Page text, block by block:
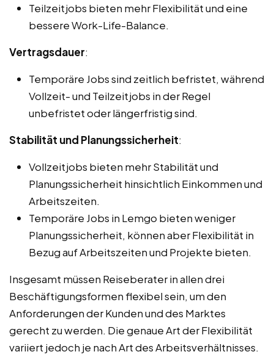
Teilzeitjobs bieten mehr Flexibilität und eine
bessere Work-Life-Balance.
Vertragsdauer:
Temporäre Jobs sind zeitlich befristet, während
Vollzeit- und Teilzeitjobs in der Regel
unbefristet oder längerfristig sind.
Stabilität und Planungssicherheit:
Vollzeitjobs bieten mehr Stabilität und
Planungssicherheit hinsichtlich Einkommen und
Arbeitszeiten.
Temporäre Jobs in Lemgo bieten weniger
Planungssicherheit, können aber Flexibilität in
Bezug auf Arbeitszeiten und Projekte bieten.
Insgesamt müssen Reiseberater in allen drei
Beschäftigungsformen flexibel sein, um den
Anforderungen der Kunden und des Marktes
gerecht zu werden. Die genaue Art der Flexibilität
variiert jedoch je nach Art des Arbeitsverhältnisses.